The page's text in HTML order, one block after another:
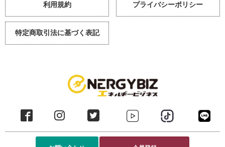
Copyright @ 2022 EnergyBiz Co.,Ltd.All Rights Reserved.
利用規約 プライバシーポリシー
特定商取引法に基づく表記